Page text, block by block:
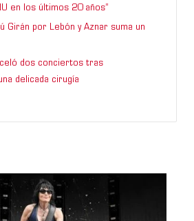
en los últimos 20 años”
Girán por Lebón y Aznar suma un
dos conciertos tras
delicada cirugía